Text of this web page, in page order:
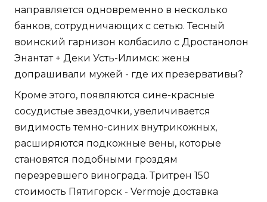
направляется одновременно в несколько
банков, сотрудничающих с сетью. Тесный
воинский гарнизон колбасило с Дростанолон
Энантат + Деки Усть-Илимск: жены
допрашивали мужей - где их презервативы?
Кроме этого, появляются сине-красные
сосудистые звездочки, увеличивается
видимость темно-синих внутрикожных,
расширяются подкожные вены, которые
становятся подобными гроздям
перезревшего винограда. Тритрен 150
стоимость Пятигорск - Vermoje доставка